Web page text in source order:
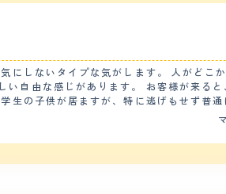
お手入れで間に合っています。猫は基本的
他、爪のお手入れは月に1度くらいで他
猫に比べて嫌みが無い鳴き方です。鳴く回
相談して購入することを決めました。猫
して、家族で相談しながら楽しんで猫と
にしないタイプな気がします。 人がどこ
自由な感じがあります。 お客様が来ると
生の子供が居ますが、特に逃げもせず普
帰ってくると、棚の上の物が落ちていたり
に上るのを注意しても全く覚えないので
はしっかりしてね、と言われているので